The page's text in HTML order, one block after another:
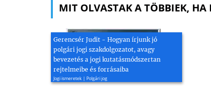
MIT OLVASTAK A TÖBBIEK, HA
Gerencsér Judit - Hogyan írjunk jó
polgári jogi szakdolgozatot, avagy
bevezetés a jogi kutatásmódszertan
rejtelmeibe és forrásaiba
Jogi ismeretek | Polgári jog